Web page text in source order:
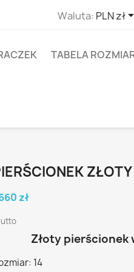
Waluta: PLN zł
TABELA
zł
Złoty
14